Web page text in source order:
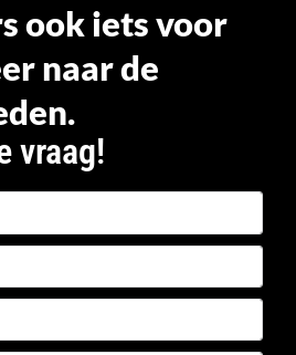
ook iets voor
naar de
vraag!